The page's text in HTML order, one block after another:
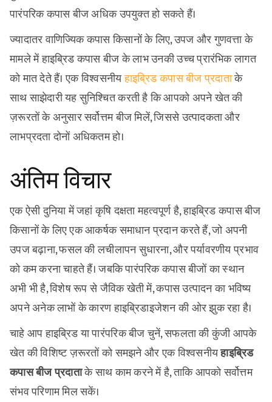
पारंपरिक कपास बीज अधिक उपयुक्त हो सकते हैं।
ज्यादातर वाणिज्यिक कपास किसानों के लिए, उपज और गुणवत्ता के
मामले में हाइब्रिड कपास बीज के लाभ उनकी उच्च प्रारंभिक लागत
को मात देते हैं। एक विश्वसनीयहाइब्रिड कपास बीज प्रदाताके
साथ साझेदारी यह सुनिश्चित करती है कि आपको अपने खेत की
ज़रूरतों के अनुसार सर्वोत्तम बीज मिलें, जिससे उत्पादकता और
लाभप्रदता दोनों अधिकतम हो।
अंतिम विचार
एक ऐसी दुनिया में जहां कृषि दक्षता महत्वपूर्ण है, हाइब्रिड कपास बीज
किसानों के लिए एक आकर्षक समाधान प्रदान करते हैं, जो अपनी
उपज बढ़ाना, फसल की लचीलापन सुधारना, और पर्यावरणीय प्रभाव
को कम करना चाहते हैं। जबकि पारंपरिक कपास बीजों का स्थान
अभी भी है, विशेष रूप से जैविक खेती में, कपास उत्पादन का भविष्य
अपने अनेक लाभों के कारण हाइब्रिडाइजेशन की ओर झुक रहा है।
चाहे आप हाइब्रिड या पारंपरिक बीज चुनें, सफलता की कुंजी आपके
खेत की विशिष्ट ज़रूरतों को समझने और एक विश्वसनीयहाइब्रिड
कपास बीज प्रदाताके साथ काम करने में है, ताकि आपको सर्वोत्तम
संभव परिणाम मिल सकें।